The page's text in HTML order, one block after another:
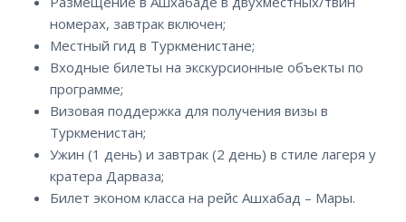
номерах, завтрак включен;
Местный гид в Туркменистане;
Входные билеты на экскурсионные объекты по
программе;
Визовая поддержка для получения визы в
Туркменистан;
Ужин (1 день) и завтрак (2 день) в стиле лагеря у
кратера Дарваза;
Билет эконом класса на рейс Ашхабад – Мары.